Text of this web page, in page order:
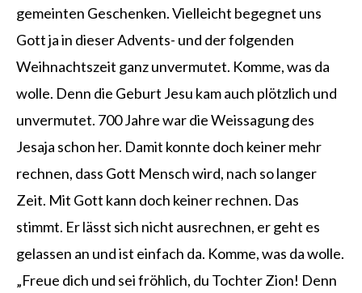
gemeinten Geschenken. Vielleicht begegnet uns
Gott ja in dieser Advents- und der folgenden
Weihnachtszeit ganz unvermutet. Komme, was da
wolle. Denn die Geburt Jesu kam auch plötzlich und
unvermutet. 700 Jahre war die Weissagung des
Jesaja schon her. Damit konnte doch keiner mehr
rechnen, dass Gott Mensch wird, nach so langer
Zeit. Mit Gott kann doch keiner rechnen. Das
stimmt. Er lässt sich nicht ausrechnen, er geht es
gelassen an und ist einfach da. Komme, was da wolle.
„Freue dich und sei fröhlich, du Tochter Zion! Denn